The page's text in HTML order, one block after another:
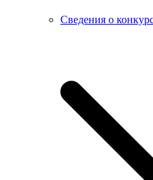
Сведения о